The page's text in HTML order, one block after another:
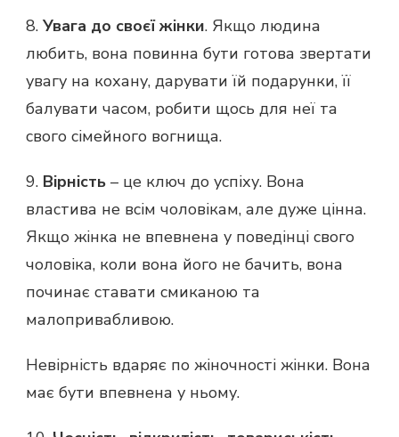
8. Увага до своєї жінки. Якщо людина
любить, вона повинна бути готова звертати
увагу на кохану, дарувати їй подарунки, її
балувати часом, робити щось для неї та
свого сімейного вогнища.
9. Вірність – це ключ до успіху. Вона
властива не всім чоловікам, але дуже цінна.
Якщо жінка не впевнена у поведінці свого
чоловіка, коли вона його не бачить, вона
починає ставати смиканою та
малопривабливою.
Невірність вдаряє по жіночності жінки. Вона
має бути впевнена у ньому.